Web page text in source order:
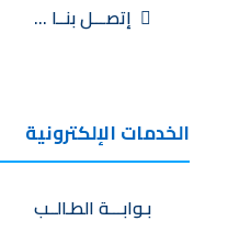
إتصـــل بنــا …
الخدمات الإلكترونية
بـوابـــة الطـالــب